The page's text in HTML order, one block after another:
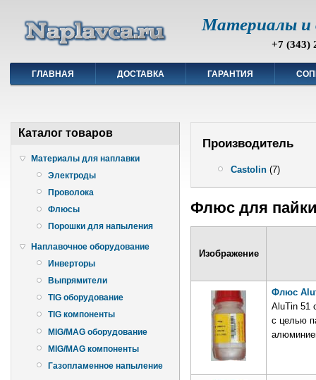
Материалы и
+7 (343)
ГЛАВНАЯ ДОСТАВКА ГАРАНТИЯ
Каталог товаров
Материалы для наплавки
Электроды
Проволока
Флюсы
Порошки для напыления
Наплавочное оборудование
Инверторы
Выпрямители
TIG оборудование
TIG компоненты
MIG/MAG оборудование
MIG/MAG компоненты
Газопламенное напыление
Производитель
Castolin (7)
Флюс для
Изображение
Флюс
AluTin 51
с целью